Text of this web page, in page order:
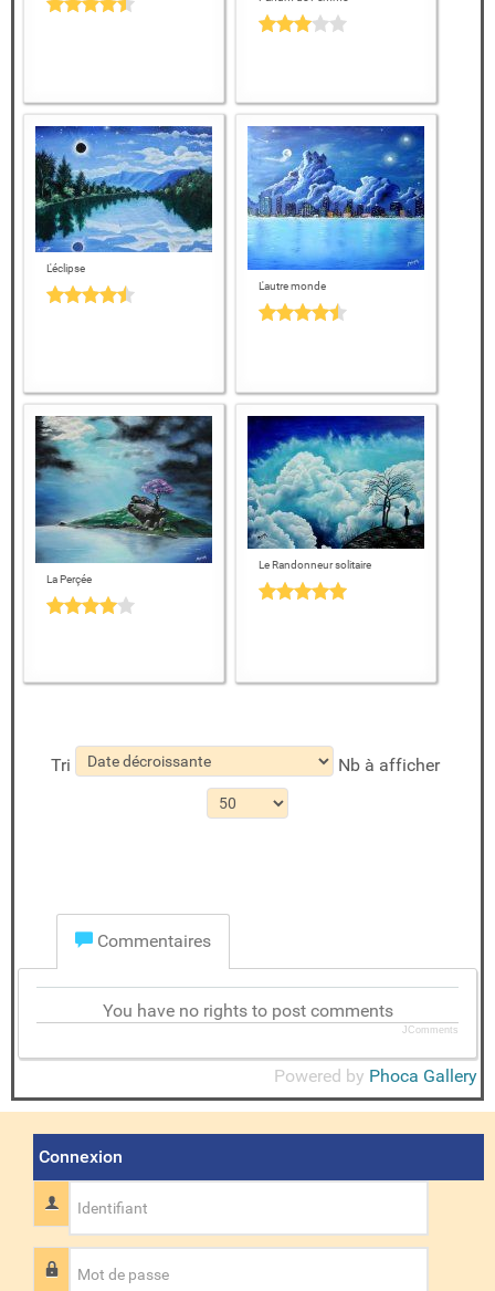
L'éclipse
L'autre monde
La Perçée
Le Randonneur solitaire
Tri Nb à afficher
Commentaires
You have no rights to post comments
JComments
Powered by Phoca Gallery
Connexion
Identifiant
Mot de passe